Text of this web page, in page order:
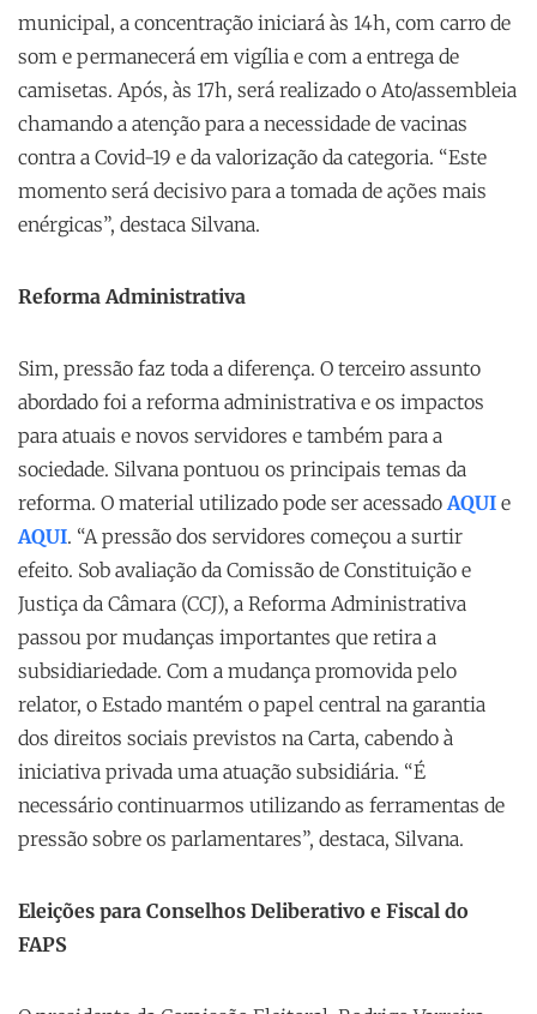
municipal, a concentração iniciará às 14h, com carro de
som e permanecerá em vigília e com a entrega de
camisetas. Após, às 17h, será realizado o Ato/assembleia
chamando a atenção para a necessidade de vacinas
contra a Covid-19 e da valorização da categoria. “Este
momento será decisivo para a tomada de ações mais
enérgicas”, destaca Silvana.
Reforma Administrativa
Sim, pressão faz toda a diferença. O terceiro assunto
abordado foi a reforma administrativa e os impactos
para atuais e novos servidores e também para a
sociedade. Silvana pontuou os principais temas da
reforma. O material utilizado pode ser acessado AQUI e
AQUI. “A pressão dos servidores começou a surtir
efeito. Sob avaliação da Comissão de Constituição e
Justiça da Câmara (CCJ), a Reforma Administrativa
passou por mudanças importantes que retira a
subsidiariedade. Com a mudança promovida pelo
relator, o Estado mantém o papel central na garantia
dos direitos sociais previstos na Carta, cabendo à
iniciativa privada uma atuação subsidiária. “É
necessário continuarmos utilizando as ferramentas de
pressão sobre os parlamentares”, destaca, Silvana.
Eleições para Conselhos Deliberativo e Fiscal do
FAPS